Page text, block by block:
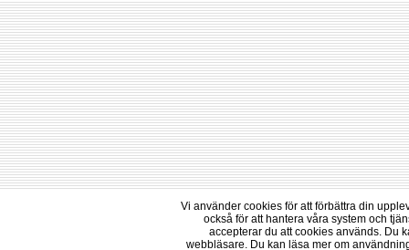
Vi använder cookies för att förbättra din
också för att hantera våra system och
accepterar du att cookies används. Du
webbläsare. Du kan läsa mer om